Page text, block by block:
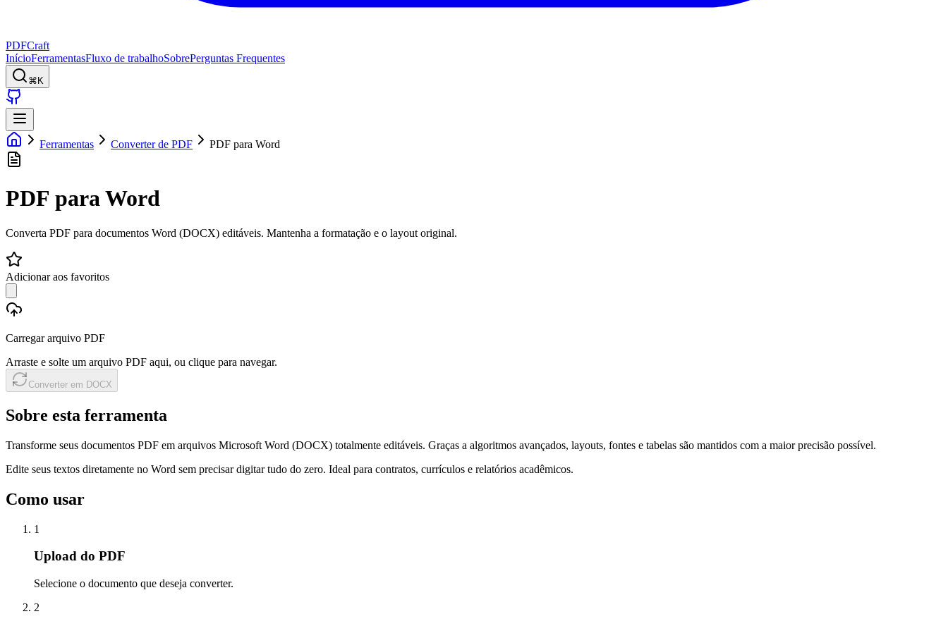
PDFCraft
InícioFerramentasFluxo de trabalhoSobrePerguntas Frequentes
⌘K
Ferramentas Converter de PDF PDF para Word
PDF para Word
Converta PDF para documentos Word (DOCX) editáveis. Mantenha a formatação e o layout original.
Adicionar aos favoritos
Carregar arquivo PDF
Arraste e solte um arquivo PDF aqui, ou clique para navegar.
Converter em DOCX
Sobre esta ferramenta
Transforme seus documentos PDF em arquivos Microsoft Word (DOCX) totalmente editáveis. Graças a algoritmos avançados, layouts, fontes e tabelas são mantidos com a maior precisão possível.
Edite seus textos diretamente no Word sem precisar digitar tudo do zero. Ideal para contratos, currículos e relatórios acadêmicos.
Como usar
1
Upload do PDF
Selecione o documento que deseja converter.
2